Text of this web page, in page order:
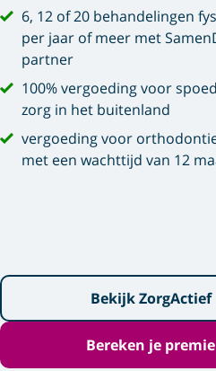
6, 12 of 20 behandelingen
per jaar of meer met
partner
100% vergoeding voor
zorg in het buitenland
vergoeding voor
met een wachttijd van 12
Bekijk ZorgActief
Bereken je premie